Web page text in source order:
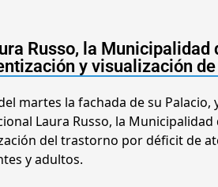
Russo, la Municipalidad
y visualización de
martes la fachada de su Palacio,
Laura Russo, la Municipalidad
del trastorno por déficit de
y adultos.